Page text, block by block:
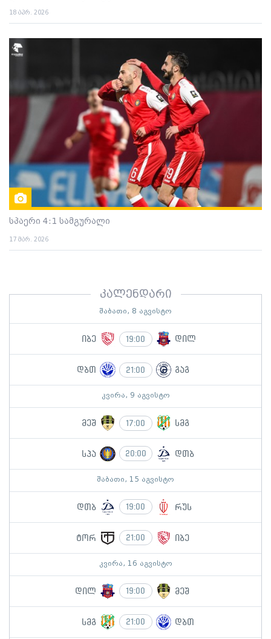
კალენდარი
შაბათი, 8 აგვისტო
იბე 19:00 დილ
დბთ 21:00 გაგ
კვირა, 9 აგვისტო
მეშ 17:00 სმგ
სპა 20:00 დთბ
შაბათი, 15 აგვისტო
დთბ 19:00 რუს
ტორ 21:00 იბე
კვირა, 16 აგვისტო
დილ 19:00 მეშ
სმგ 21:00 დბთ
18 აპრ. 2026
სპაერი 4:1 სამგურალი
17 მარ. 2026